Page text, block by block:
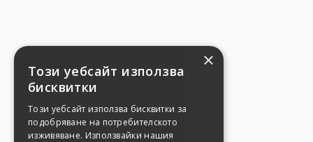
×
Този уебсайт използва
бисквитки
Този уебсайт използва бисквитки за
подобряване на потребителското
изживяване. Използвайки нашия